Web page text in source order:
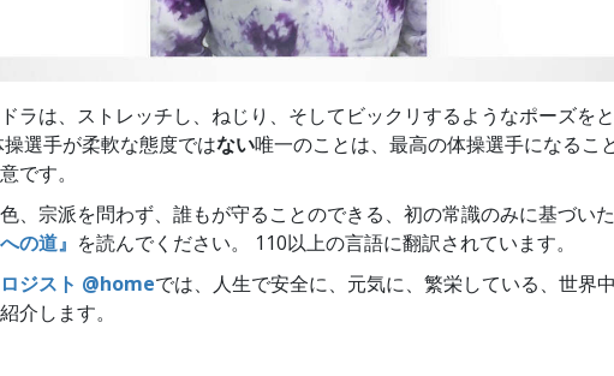
ラは、ストレッチし、ねじり、そしてビックリするようなポーズを
選手が柔軟な態度ではない唯一のことは、最高の体操選手になるこ
です。
、宗派を問わず、誰もが守ることのできる、初の常識のみに基づい
の道』 を読んでください。 110以上の言語に翻訳されています。
ジスト @homeでは、人生で安全に、元気に、繁栄している、世界
介します。